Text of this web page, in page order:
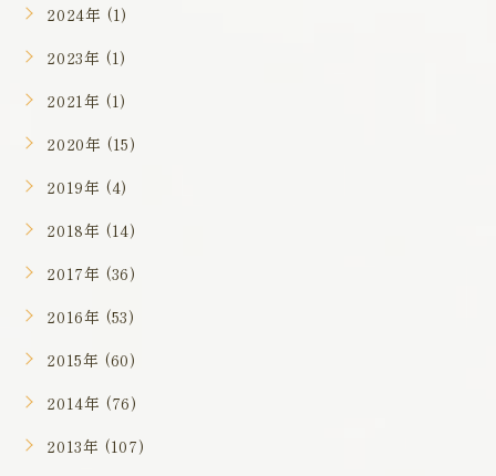
2024年 (1)
2023年 (1)
2021年 (1)
2020年 (15)
2019年 (4)
2018年 (14)
2017年 (36)
2016年 (53)
2015年 (60)
2014年 (76)
2013年 (107)